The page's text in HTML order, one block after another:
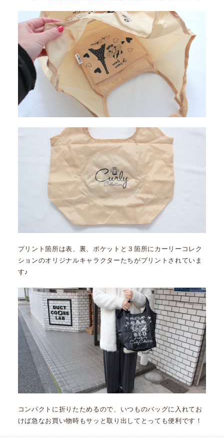
プリント箇所は表、裏、ポケットと３箇所にカーリーコレク
ションのオリジナルキャラクターたちがプリントされていま
す♪
コンパクトに折りたためるので、いつものバッグに入れてお
けば急なお買い物時もサッと取り出してとっても便利です！